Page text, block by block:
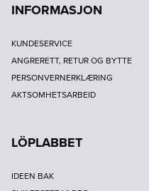
INFORMASJON
KUNDESERVICE
ANGRERETT, RETUR OG BYTTE
PERSONVERNERKLÆRING
AKTSOMHETSARBEID
LÖPLABBET
IDEEN BAK